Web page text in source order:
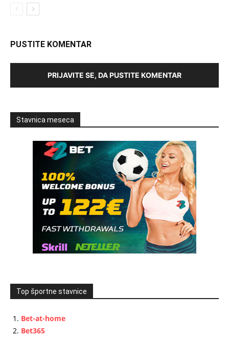
PUSTITE KOMENTAR
PRIJAVITE SE, DA PUSTITE KOMENTAR
Stavnica meseca
Top športne stavnice
Bet-at-home
Bet365